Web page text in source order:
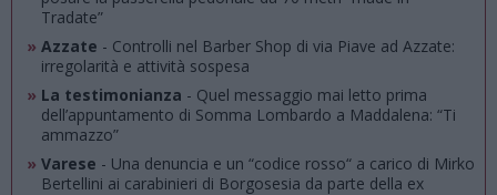
Tradate”
» Azzate - Controlli nel Barber Shop di via Piave ad Azzate:
irregolarità e attività sospesa
» La testimonianza - Quel messaggio mai letto prima
dell’appuntamento di Somma Lombardo a Maddalena: “Ti
ammazzo”
» Varese - Una denuncia e un “codice rosso“ a carico di Mirko
Bertellini ai carabinieri di Borgosesia da parte della ex